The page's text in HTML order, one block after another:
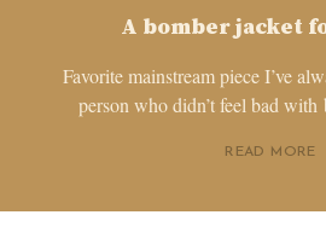
A bomber jacket
Favorite mainstream piece I’ve
person who didn’t feel bad with
READ MORE